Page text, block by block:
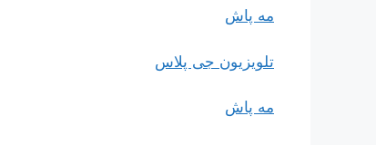
مه پاش
تلویزیون جی پلاس
مه پاش